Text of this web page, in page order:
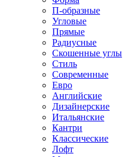
П-образные
Угловые
Прямые
Радиусные
Скошенные углы
Стиль
Современные
Евро
Английские
Дизайнерские
Итальянские
Кантри
Классические
Лофт